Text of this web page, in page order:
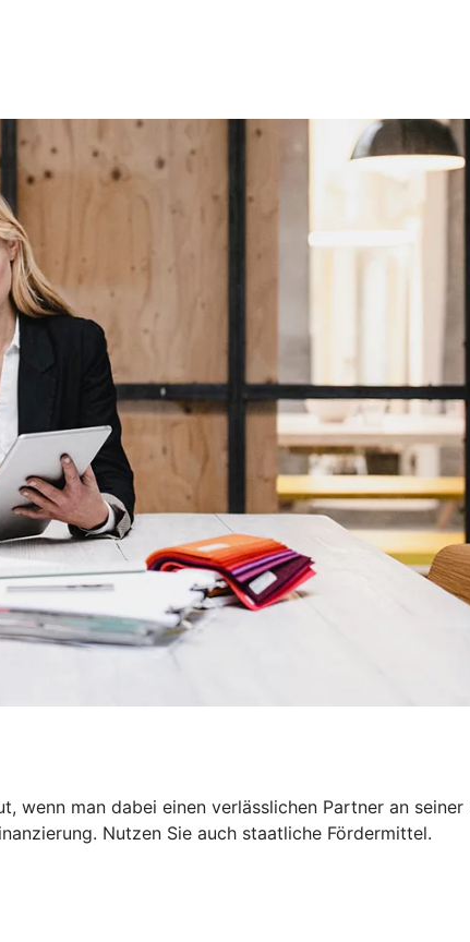
man dabei einen verlässlichen Partner an seiner
Nutzen Sie auch staatliche Fördermittel.